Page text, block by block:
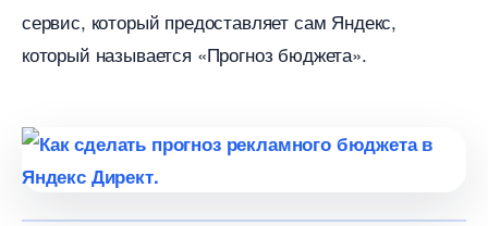
сервис, который предоставляет сам Яндекс,
который называется «Прогноз бюджета».